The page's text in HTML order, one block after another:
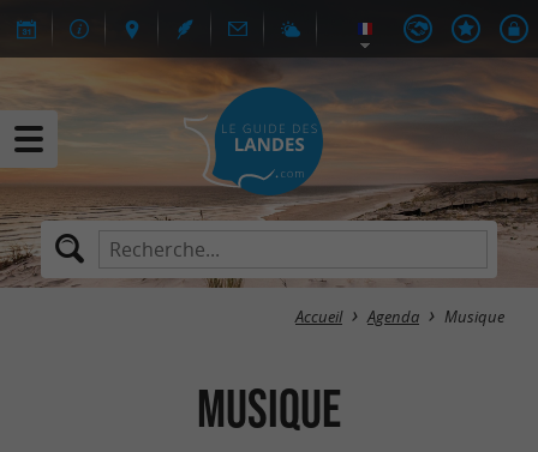
Accueil Agenda Musique
Musique